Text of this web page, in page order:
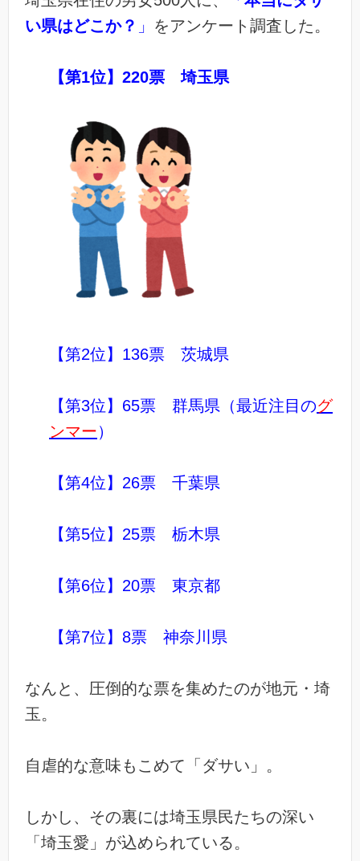
い県はどこか？ 」 をアンケート調査した。
【第1位】220票 埼玉県
【第2位】136票 茨城県
【第3位】65票 群馬県（最近注目のグ
ンマー）
【第4位】26票 千葉県
【第5位】25票 栃木県
【第6位】20票 東京都
【第7位】8票 神奈川県
なんと、圧倒的な票を集めたのが地元・埼
玉。
自虐的な意味もこめて「ダサい」。
しかし、その裏には埼玉県民たちの深い
「埼玉愛」が込められている。